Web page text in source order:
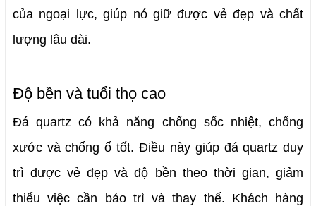
của ngoại lực, giúp nó giữ được vẻ đẹp và chất
lượng lâu dài.
Độ bền và tuổi thọ cao
Đá quartz có khả năng chống sốc nhiệt, chống
xước và chống ố tốt. Điều này giúp đá quartz duy
trì được vẻ đẹp và độ bền theo thời gian, giảm
thiểu việc cần bảo trì và thay thế. Khách hàng